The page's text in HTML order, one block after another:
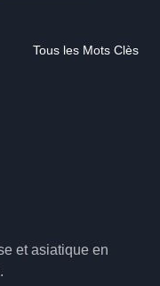
et asiatique en
Tous les Mots Clès